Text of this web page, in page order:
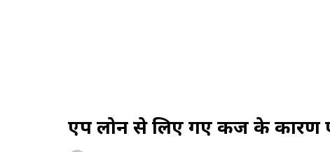
एप लोन से लिए गए कर्ज के कारण